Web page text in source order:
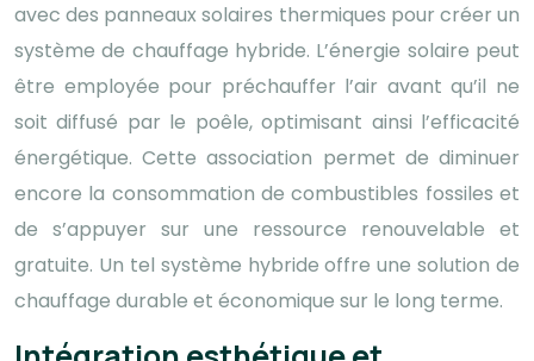
avec des panneaux solaires thermiques pour créer un
système de chauffage hybride. L’énergie solaire peut
être employée pour préchauffer l’air avant qu’il ne
soit diffusé par le poêle, optimisant ainsi l’efficacité
énergétique. Cette association permet de diminuer
encore la consommation de combustibles fossiles et
de s’appuyer sur une ressource renouvelable et
gratuite. Un tel système hybride offre une solution de
chauffage durable et économique sur le long terme.